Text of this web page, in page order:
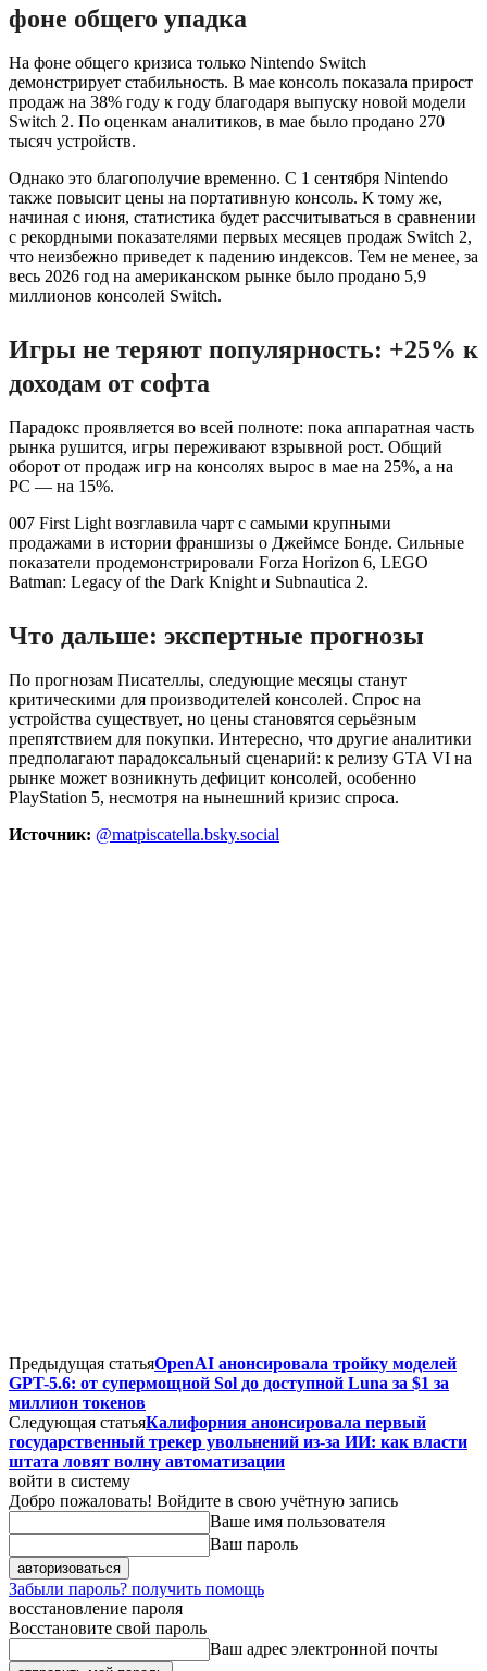
фоне общего упадка
На фоне общего кризиса только Nintendo Switch
демонстрирует стабильность. В мае консоль показала прирост
продаж на 38% году к году благодаря выпуску новой модели
Switch 2. По оценкам аналитиков, в мае было продано 270
тысяч устройств.
Однако это благополучие временно. С 1 сентября Nintendo
также повысит цены на портативную консоль. К тому же,
начиная с июня, статистика будет рассчитываться в сравнении
с рекордными показателями первых месяцев продаж Switch 2,
что неизбежно приведет к падению индексов. Тем не менее, за
весь 2026 год на американском рынке было продано 5,9
миллионов консолей Switch.
Игры не теряют популярность: +25% к
доходам от софта
Парадокс проявляется во всей полноте: пока аппаратная часть
рынка рушится, игры переживают взрывной рост. Общий
оборот от продаж игр на консолях вырос в мае на 25%, а на
PC — на 15%.
007 First Light возглавила чарт с самыми крупными
продажами в истории франшизы о Джеймсе Бонде. Сильные
показатели продемонстрировали Forza Horizon 6, LEGO
Batman: Legacy of the Dark Knight и Subnautica 2.
Что дальше: экспертные прогнозы
По прогнозам Писателлы, следующие месяцы станут
критическими для производителей консолей. Спрос на
устройства существует, но цены становятся серьёзным
препятствием для покупки. Интересно, что другие аналитики
предполагают парадоксальный сценарий: к релизу GTA VI на
рынке может возникнуть дефицит консолей, особенно
PlayStation 5, несмотря на нынешний кризис спроса.
Источник: @matpiscatella.bsky.social
Предыдущая статьяOpenAI анонсировала тройку моделей
GPT-5.6: от супермощной Sol до доступной Luna за $1 за
миллион токенов
Следующая статьяКалифорния анонсировала первый
государственный трекер увольнений из-за ИИ: как власти
штата ловят волну автоматизации
войти в систему
Добро пожаловать! Войдите в свою учётную запись
Ваше имя пользователя
Ваш пароль
Забыли пароль? получить помощь
восстановление пароля
Восстановите свой пароль
Ваш адрес электронной почты